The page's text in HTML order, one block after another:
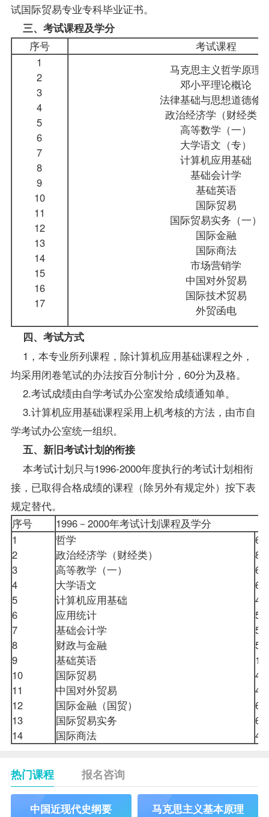
试国际贸易专业专科毕业证书。
三、考试课程及学分
序号
考试课程
1
2
3
4
5
6
7
8
9
10
11
12
13
14
15
16
17
马克思主义哲学原理
邓小平理论概论
法律基础与思想道德修
政治经济学（财经类）
高等数学（一）
大学语文 （专）
计算机应用基础
基础会计学
基础英语
国际贸易
国际贸易实务（一）
国际金融
国际商法
市场营销学
中国对外贸易
国际技术贸易
外贸函电
四、考试方式
1，本专业所列课程，除计算机应用基础课程之外，
均采用闭卷笔试的办法按百分制计分，60分为及格。
2.考试成绩由自学考试办公室发给成绩通知单。
3.计算机应用基础课程采用上机考核的方法，由市自
学考试办公室统一组织。
五、新旧考试计划的衔接
本考试计划只与1996-2000年度执行的考试计划相衔
接，已取得合格成绩的课程（除另外有规定外）按下表
规定替代。
序号
1996－2000年考试计划课程及学分
1
2
3
4
5
6
7
8
9
10
11
12
13
14
哲学
政治经济学（财经类）
高等教学（一）
大学语文
计算机应用基础
应用统计
基础会计学
财政与金融
基础英语
国际贸易
中国对外贸易
国际金融（国贸）
国际贸易实务
国际商法
6
8
6
6
4
5
5
5
12
4
4
6
6
热门课程 报名咨询
中国近现代史纲要 马克思主义基本原理